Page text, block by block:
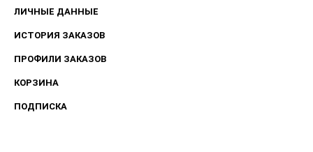
ЛИЧНЫЕ ДАННЫЕ
ИСТОРИЯ ЗАКАЗОВ
ПРОФИЛИ ЗАКАЗОВ
КОРЗИНА
ПОДПИСКА